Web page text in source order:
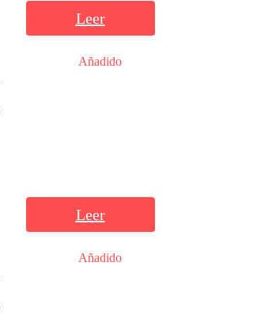
Leer
Añadido
Leer
Añadido